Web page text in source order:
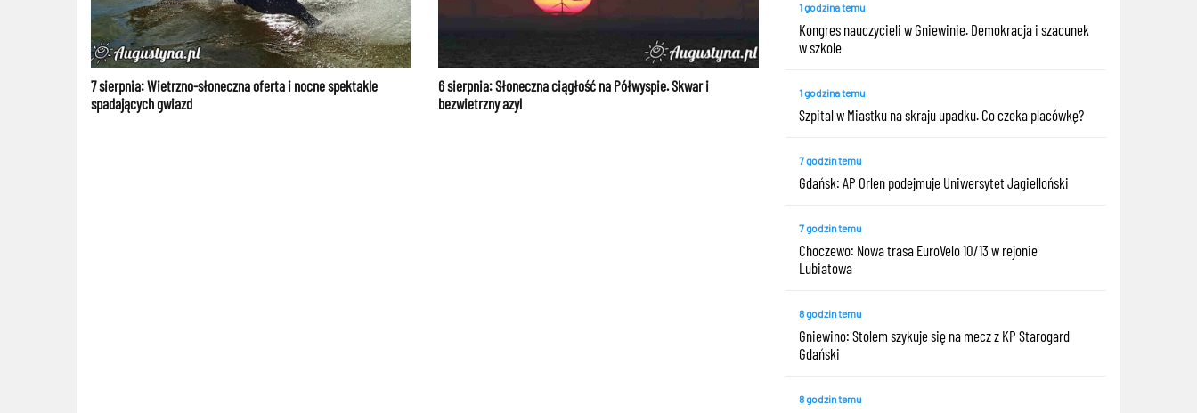
7 sierpnia: Wietrzno-słoneczna oferta i nocne spektakle
spadających gwiazd
6 sierpnia: Słoneczna ciągłość na Półwyspie. Skwar i
bezwietrzny azyl
1 godzina temu
Kongres nauczycieli w Gniewinie. Demokracja i szacunek
w szkole
1 godzina temu
Szpital w Miastku na skraju upadku. Co czeka placówkę?
7 godzin temu
Gdańsk: AP Orlen podejmuje Uniwersytet Jagielloński
7 godzin temu
Choczewo: Nowa trasa EuroVelo 10/13 w rejonie
Lubiatowa
8 godzin temu
Gniewino: Stolem szykuje się na mecz z KP Starogard
Gdański
8 godzin temu